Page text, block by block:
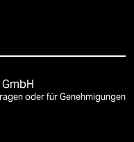
oder für Genehmigungen